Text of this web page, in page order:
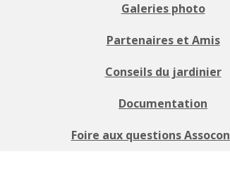
Galeries photo
Partenaires et Amis
Conseils du jardinier
Documentation
Foire aux questions